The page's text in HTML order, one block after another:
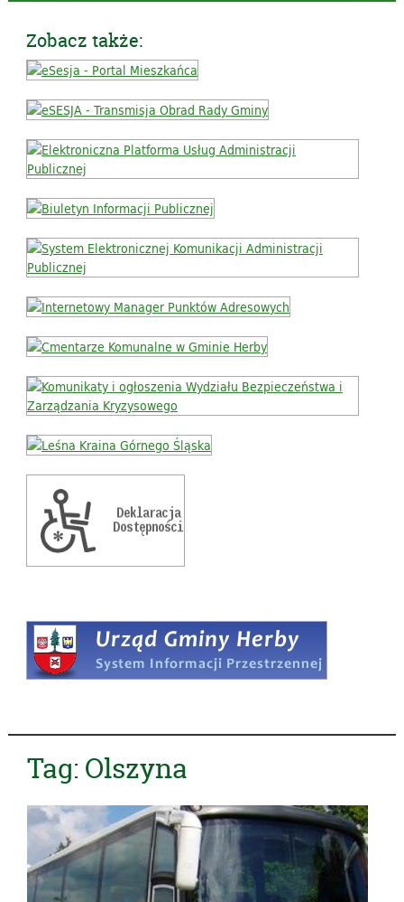
Zobacz także:
Tag: Olszyna